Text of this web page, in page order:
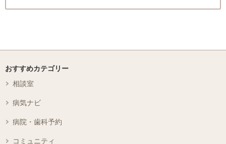
おすすめカテゴリー
相談室
病気ナビ
病院・歯科予約
コミュニティ